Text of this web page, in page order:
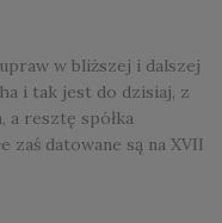
w bliższej i dalszej
i tak jest do dzisiaj, z
a resztę spółka
zaś datowane są na XVII